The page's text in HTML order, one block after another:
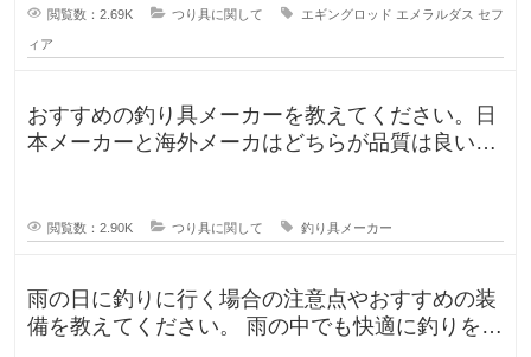
閲覧数：2.69K つり具に関して エギングロッド エメラルダス セフ
ィア
おすすめの釣り具メーカーを教えてください。日
本メーカーと海外メーカはどちらが品質は良いで
閲覧数：2.90K つり具に関して 釣り具メーカー
雨の日に釣りに行く場合の注意点やおすすめの装
備を教えてください。 雨の中でも快適に釣りを楽